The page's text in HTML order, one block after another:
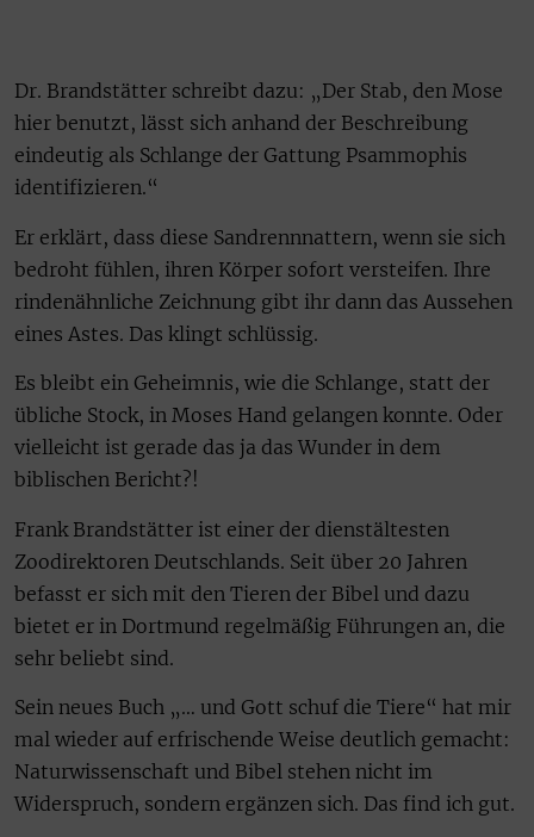
Dr. Brandstätter schreibt dazu: „Der Stab, den Mose
hier benutzt, lässt sich anhand der Beschreibung
eindeutig als Schlange der Gattung Psammophis
identifizieren.“
Er erklärt, dass diese Sandrennnattern, wenn sie sich
bedroht fühlen, ihren Körper sofort versteifen. Ihre
rindenähnliche Zeichnung gibt ihr dann das Aussehen
eines Astes. Das klingt schlüssig.
Es bleibt ein Geheimnis, wie die Schlange, statt der
übliche Stock, in Moses Hand gelangen konnte. Oder
vielleicht ist gerade das ja das Wunder in dem
biblischen Bericht?!
Frank Brandstätter ist einer der dienstältesten
Zoodirektoren Deutschlands. Seit über 20 Jahren
befasst er sich mit den Tieren der Bibel und dazu
bietet er in Dortmund regelmäßig Führungen an, die
sehr beliebt sind.
Sein neues Buch „… und Gott schuf die Tiere“ hat mir
mal wieder auf erfrischende Weise deutlich gemacht:
Naturwissenschaft und Bibel stehen nicht im
Widerspruch, sondern ergänzen sich. Das find ich gut.